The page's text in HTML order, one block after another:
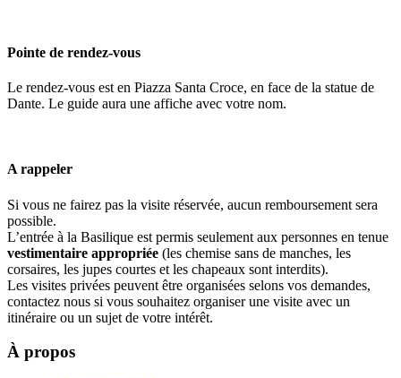
Pointe de rendez-vous
Le rendez-vous est en Piazza Santa Croce, en face de la statue de
Dante. Le guide aura une affiche avec votre nom.
A rappeler
Si vous ne fairez pas la visite réservée, aucun remboursement sera
possible.
L’entrée à la Basilique est permis seulement aux personnes en tenue
vestimentaire appropriée (les chemise sans de manches, les
corsaires, les jupes courtes et les chapeaux sont interdits).
Les visites privées peuvent être organisées selons vos demandes,
contactez nous si vous souhaitez organiser une visite avec un
itinéraire ou un sujet de votre intérêt.
À propos